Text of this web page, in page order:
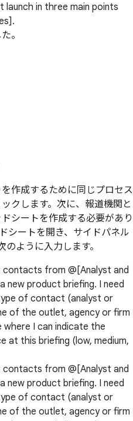
in three main points
。
作成するために同じプロセス
クします。次に、報道機関と
シートを作成する必要があり
シートを開き、サイドパネル
ように入力します。
contacts from @[Analyst and
product briefing. I need
of contact (analyst or
of the outlet, agency or firm
I can indicate the
at this briefing (low, medium,
contacts from @[Analyst and
product briefing. I need
of contact (analyst or
of the outlet, agency or firm